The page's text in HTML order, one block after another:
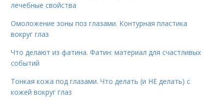
лечебные свойства
Омоложение зоны поз глазами. Контурная пластика
вокруг глаз
Что делают из фатина. Фатин: материал для счастливых
событий
Тонкая кожа под глазами. Что делать (и НЕ делать) с
кожей вокруг глаз